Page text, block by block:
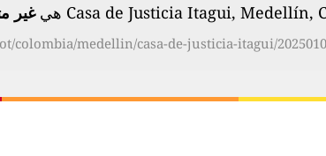
غير
colombia/medellin/casa-de-justicia-itagui/